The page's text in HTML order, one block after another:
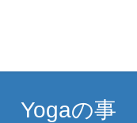
Yogaの事